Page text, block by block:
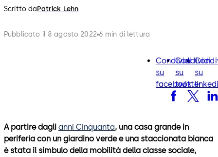
Scritto daPatrick Lehn
Pubblicato il 8 agosto 2022 6 min di lettura
Condividi
su
facebook
facebook
Condividi
su
twitter
twitter
su
A partire dagli anni Cinquanta, una casa grande in
periferia con un giardino verde e una staccionata bianca
è stata il simbulo della mobilità della classe sociale,